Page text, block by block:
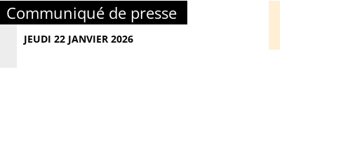
Communiqué de presse
JEUDI 22 JANVIER 2026